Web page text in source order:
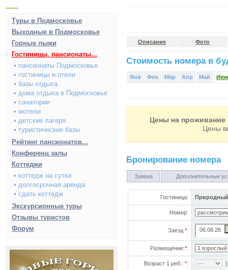
Туры в Подмосковье
Выходные в Подмосковье
Горные лыжи
Гостиницы, пансионаты...
• пансионаты Подмосковья
• гостиницы и отели
• базы отдыха
• дома отдыха в Подмосковье
• санатории
• мотели
• детские лагеря
• туристические базы
Рейтинг пансионатов...
Конференц залы
Коттеджи
• коттедж на сутки
• долгосрочная аренда
• сдать коттедж
Экскурсионные туры
Отзывы туристов
Форум
Описание Фото
Стоимость номера в
Янв Фев Мар Апр Май Июн
Цены на проживание
Цены
Бронирование номера
Заявка Дополнительные
Гостиница: Природный
Номер:
Заезд *:
Размещение:*:
Возраст 1 реб.: *: